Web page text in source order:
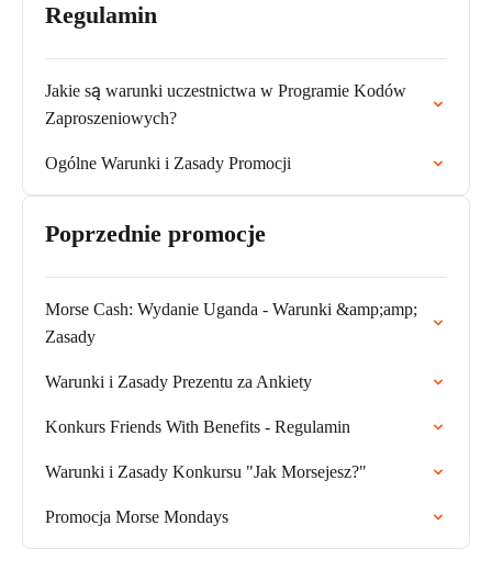
Regulamin
Jakie są warunki uczestnictwa w Programie Kodów
Zaproszeniowych?
Ogólne Warunki i Zasady Promocji
Poprzednie promocje
Morse Cash: Wydanie Uganda - Warunki &amp;amp;
Zasady
Warunki i Zasady Prezentu za Ankiety
Konkurs Friends With Benefits - Regulamin
Warunki i Zasady Konkursu "Jak Morsejesz?"
Promocja Morse Mondays